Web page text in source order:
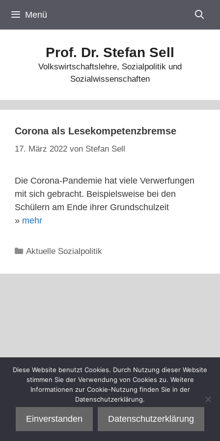
Inhalt
springen
Menü
Prof. Dr. Stefan Sell
Volkswirtschaftslehre, Sozialpolitik und
Sozialwissenschaften
Corona als Lesekompetenzbremse
17. März 2022 von Stefan Sell
Die Corona-Pandemie hat viele Verwerfungen
mit sich gebracht. Beispielsweise bei den
Schülern am Ende ihrer Grundschulzeit
» mehr
Kategorien
Aktuelle Sozialpolitik
Diese Website benutzt Cookies. Durch Nutzung dieser Website
stimmen Sie der Verwendung von Cookies zu. Weitere
Informationen zur Cookie-Nutzung finden Sie in der
Datenschutzerklärung.
Einverstanden Datenschutzerklärung